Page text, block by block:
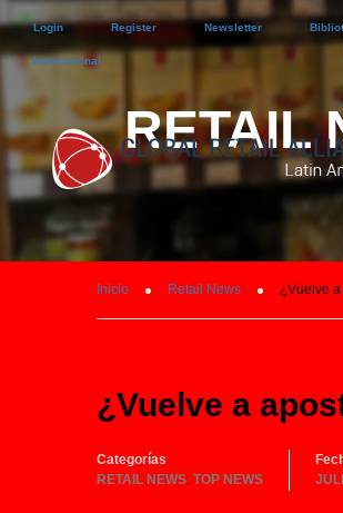
Login Register Newsletter
International
RETAIL
Inicio Retail News ¿Vuelve
¿Vuelve a
Categorías
RETAIL NEWS TOP NEWS